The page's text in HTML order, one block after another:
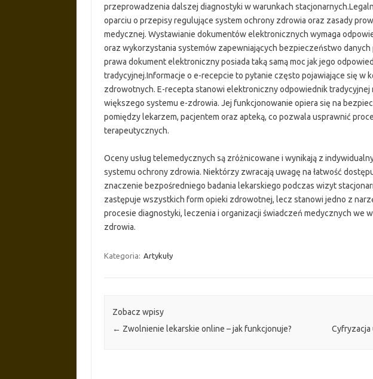
przeprowadzenia dalszej diagnostyki w warunkach
oparciu o przepisy regulujące system ochrony zdrowia oraz zasady
medycznej. Wystawianie dokumentów elektronicznych wymaga
oraz wykorzystania systemów zapewniających bezpieczeństwo
prawa dokument elektroniczny posiada taką samą moc jak jego
tradycyjnej.Informacje o e-recepcie to pytanie często pojawiające się w
zdrowotnych. E-recepta stanowi elektroniczny odpowiednik tradycyjnej
większego systemu e-zdrowia. Jej funkcjonowanie opiera się na
pomiędzy lekarzem, pacjentem oraz apteką, co pozwala usprawnić
terapeutycznych.
Oceny usług telemedycznych są zróżnicowane i wynikają z
systemu ochrony zdrowia. Niektórzy zwracają uwagę na łatwość
znaczenie bezpośredniego badania lekarskiego podczas wizyt
zastępuje wszystkich form opieki zdrowotnej, lecz stanowi jedno z
procesie diagnostyki, leczenia i organizacji świadczeń medycznych we
zdrowia.
Kategoria: Artykuły
Zobacz wpisy
← Zwolnienie lekarskie online – jak funkcjonuje? Cyfryzacja